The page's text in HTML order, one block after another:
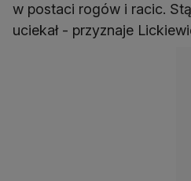
w postaci rogów i racic.
uciekał - przyznaje